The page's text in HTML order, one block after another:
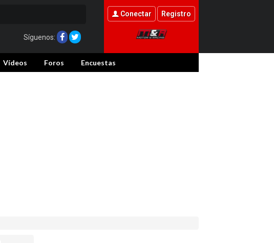
Síguenos:
Conectar Registro
Vídeos Foros Encuestas